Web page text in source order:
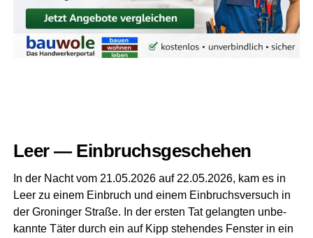
Leer — Einbruchsgeschehen
In der Nacht vom 21.05.2026 auf 22.05.2026, kam es in
Leer zu einem Ein­bruch und einem Ein­bruchs­ver­such in
der Gro­nin­ger Stra­ße. In der ers­ten Tat gelang­ten unbe­
kann­te Täter durch ein auf Kipp ste­hen­des Fens­ter in ein